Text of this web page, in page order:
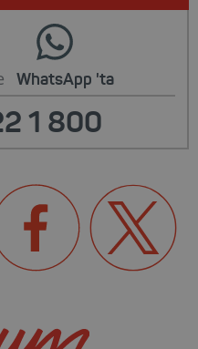
WhatsApp 'ta
1 800